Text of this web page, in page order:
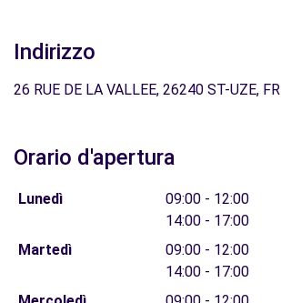
Indirizzo
26 RUE DE LA VALLEE, 26240 ST-UZE, FR
Orario d'apertura
Lunedì
09:00 - 12:00
14:00 - 17:00
Martedì
09:00 - 12:00
14:00 - 17:00